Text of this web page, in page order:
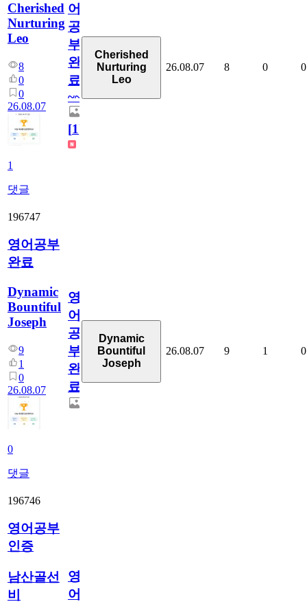
Cherished
Nurturing
Leo
8
0
0
26.08.07
1
댓글
어
공
부
완
료
~~
[1]
Cherished
Nurturing
Leo
26.08.07 8 0 0
196747
영어공부
완료
Dynamic
Bountiful
Joseph
9
1
0
26.08.07
0
댓글
영
어
공
부
완
료
Dynamic
Bountiful
Joseph
26.08.07 9 1 0
196746
영어공부
인증
남산골선
비
영
어